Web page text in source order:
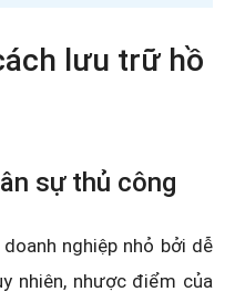
lưu trữ hồ
sự thủ công
nghiệp nhỏ bởi dễ
nhiên, nhược điểm của